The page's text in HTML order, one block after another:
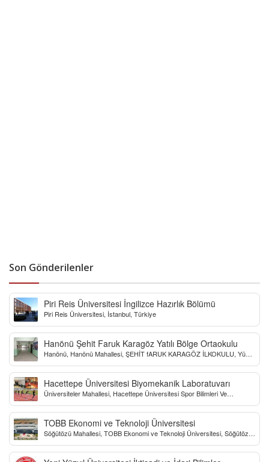
Son Gönderilenler
Piri Reis Üniversitesi İngilizce Hazırlık Bölümü
Piri Reis Üniversitesi, İstanbul, Türkiye
Hanönü Şehit Faruk Karagöz Yatılı Bölge Ortaokulu
Hanönü, Hanönü Mahallesi, ŞEHİT fARUK KARAGÖZ İLKOKULU, Yücel
Hacettepe Üniversitesi Biyomekanik Laboratuvarı
Üniversiteler Mahallesi, Hacettepe Üniversitesi Spor Bilimleri Ve
TOBB Ekonomi ve Teknoloji Üniversitesi
Söğütözü Mahallesi, TOBB Ekonomi ve Teknoloji Üniversitesi, Söğütözü